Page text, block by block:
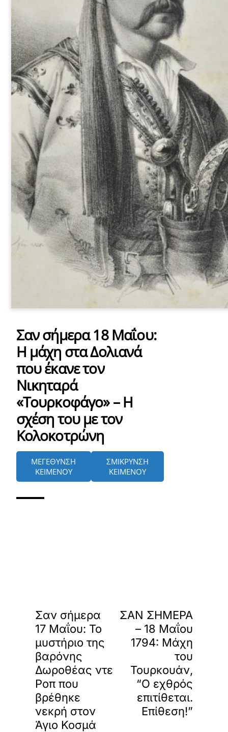
Σαν σήμερα 18 Μαΐου:
Η μάχη στα Δολιανά
που έκανε τον
Νικηταρά
«Τουρκοφάγο» – Η
σχέση του με τον
Κολοκοτρώνη
ΜΕΓΕΘΥΝΣΗ
ΚΕΙΜΕΝΟΥ
ΣΜΙΚΡΥΝΣΗ
ΚΕΙΜΕΝΟΥ
Σαν σήμερα
17 Μαΐου: Το
μυστήριο της
βαρόνης
Δωροθέας ντε
Ροπ που
βρέθηκε
νεκρή στον
Άγιο Κοσμά
ΣΑΝ ΣΗΜΕΡΑ
– 18 Μαΐου
1794: Μάχη
του
Τουρκουάν,
“Ο εχθρός
επιτίθεται.
Επίθεση!”